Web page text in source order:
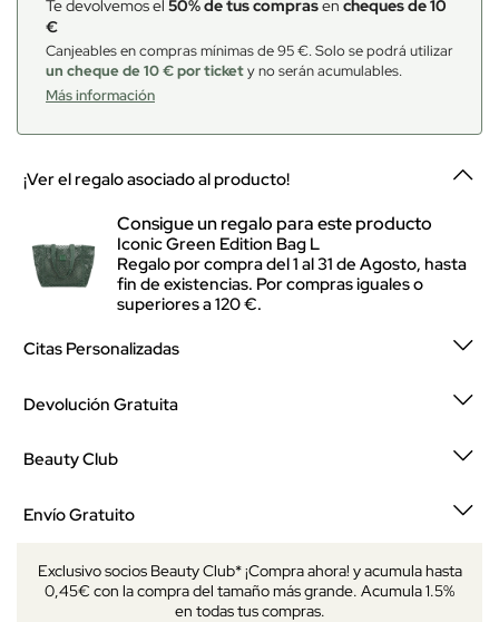
Te devolvemos el 50% de tus comprasen cheques de 10
€
Canjeables en compras mínimas de 95 €. Solo se podrá utilizar
un cheque de 10 € por tickety no serán acumulables.
Más información
¡Ver el regalo asociado al producto!
Consigue un regalo para este producto
Iconic Green Edition Bag L
Regalo por compra del 1 al 31 de Agosto, hasta
fin de existencias. Por compras iguales o
superiores a 120 €.
Citas Personalizadas
Devolución Gratuita
Beauty Club
Envío Gratuito
Exclusivo socios Beauty Club* ¡Compra ahora! y acumula hasta
0,45€ con la compra del tamaño más grande. Acumula 1.5%
en todas tus compras.